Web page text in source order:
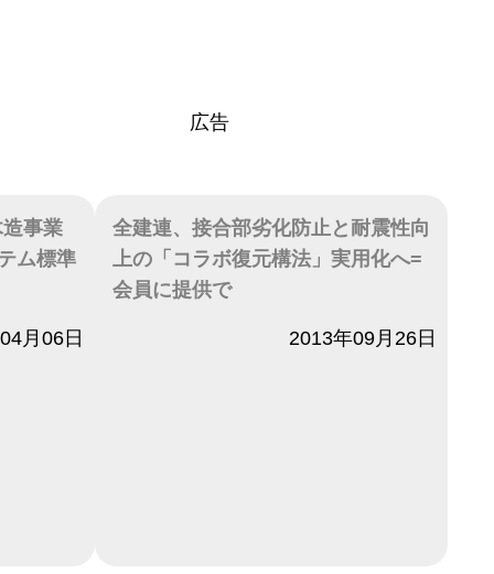
広告
事業
ム標準
月06日
全建連、接合部劣化防止と耐震性向
上の「コラボ復元構法」実用化へ=
会員に提供で
2013年09月26日